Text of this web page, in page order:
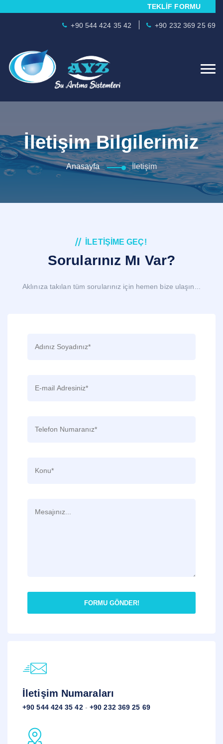
TEKLİF FORMU
+90 544 424 35 42 +90 232 369 25 69
İletişim Bilgilerimiz
Anasayfa İletişim
İLETIŞIME GEÇ!
Sorularınız Mı Var?
Aklınıza takılan tüm sorularınız için hemen bize ulaşın...
FORMU GÖNDER!
İletişim Numaraları
+90 544 424 35 42-+90 232 369 25 69